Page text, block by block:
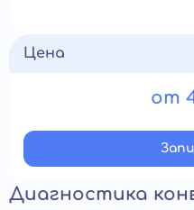
Цена
от
Диагностика